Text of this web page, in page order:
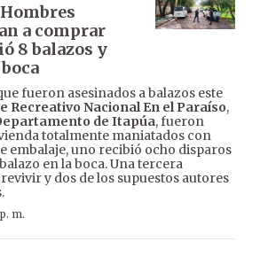
a comprar
8 balazos y
fueron asesinados a balazos este
Recreativo Nacional En el Paraíso,
de Itapúa, fueron
totalmente maniatados con
embalaje, uno recibió ocho disparos
en la boca. Una tercera
y dos de los supuestos autores
m.